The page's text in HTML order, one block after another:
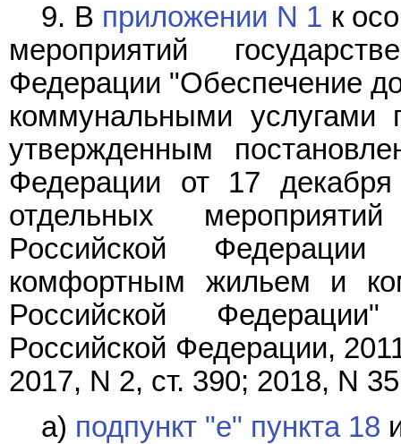
9. В приложении N 1 к
мероприятий
Федерации "Обеспечение
коммунальными услугами
утвержденным
Федерации от 17
отдельных
Российской
комфортным жильем и
Российской
Российской Федерации,
2017, N 2, ст. 390; 2018, N
а) подпункт "е" пункта 18